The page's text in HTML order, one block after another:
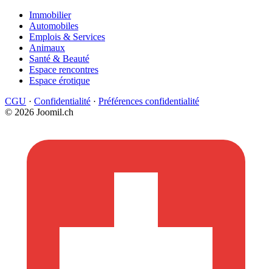
Immobilier
Automobiles
Emplois & Services
Animaux
Santé & Beauté
Espace rencontres
Espace érotique
CGU · Confidentialité · Préférences confidentialité
© 2026 Joomil.ch